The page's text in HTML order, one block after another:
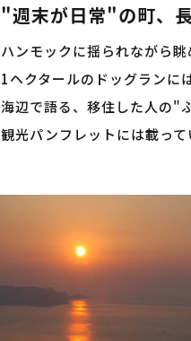
"週末が日常"の町、
ハンモックに揺られながら眺
1ヘクタールのドッグランに
海辺で語る、移住した人の"
観光パンフレットには載っ